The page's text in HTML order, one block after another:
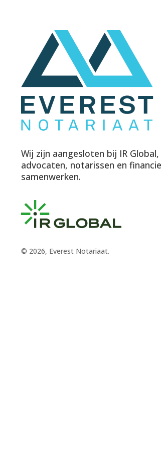
Wij zijn aangesloten bij IR
advocaten, notarissen en
samenwerken.
© 2026, Everest Notariaat.